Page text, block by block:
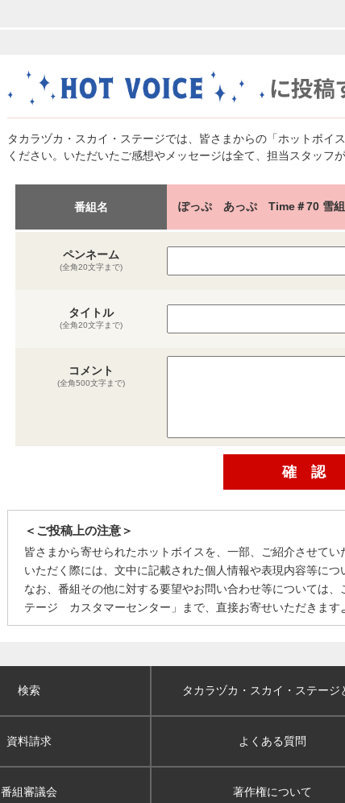
タカラヅカ・スカイ・ステージでは、皆さまからの「ホットボ
ください。いただいたご感想やメッセージは全て、担当スタッフ
番組名 ぽっぷ あっぷ Time＃70 雪組
ペンネーム
(全角20文字まで)
タイトル
(全角20文字まで)
コメント
(全角500文字まで)
＜ご投稿上の注意＞
皆さまから寄せられたホットボイスを、一部、ご紹介させて
いただく際には、文中に記載された個人情報や表現内容等に
なお、番組その他に対する要望やお問い合わせ等については
テージ カスタマーセンター」まで、直接お寄せいただきます
検索 タカラヅカ・スカイ ・ステージ
資料請求 よくある質問
番組審議会 著作権について